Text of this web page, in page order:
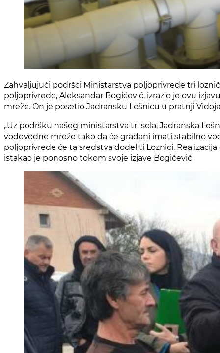
Zahvaljujući podršci Ministarstva poljoprivrede tri
poljoprivrede, Aleksandar Bogićević, izrazio je ovu
mreže. On je posetio Jadransku Lešnicu u pratnji
„Uz podršku našeg ministarstva tri sela, Jadranska
vodovodne mreže tako da će građani imati stabilno
poljoprivrede će ta sredstva dodeliti Loznici.
istakao je ponosno tokom svoje izjave Bogićević.